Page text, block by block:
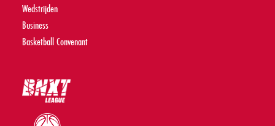
Wedstrijden
Business
Basketball Convenant